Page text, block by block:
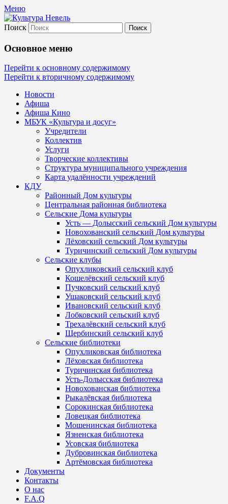
Меню
Культура Невель
МБУК Невельского района "Культура
и досуг"
Поиск
Основное меню
Перейти к основному содержимому
Перейти к вторичному содержимому
Новости
Афиша
Афиша Кино
МБУК «Культура и досуг»
Учредители
Коллектив
Услуги
Творческие коллективы
Структура муниципального учреждения
Карта удалённости учреждений
КДУ
Районный Дом культуры
Центральная районная библиотека
Сельские Дома культуры
Усть — Долысский сельский Дом культуры
Новохованский сельский Дом культуры
Лёховский сельский Дом культуры
Туричинский сельский Дом культуры
Сельские клубы
Опухликовский сельский клуб
Кошелёвский сельский клуб
Пучковский сельский клуб
Ушаковский сельский клуб
Ивановский сельский клуб
Лобковский сельский клуб
Трехалёвский сельский клуб
Щербинский сельский клуб
Сельские библиотеки
Опухликовская библиотека
Лёховская библиотека
Туричинская библиотека
Усть-Долысская библиотека
Новохованская библиотека
Рыкалёвская библиотека
Сорокинская библиотека
Ловецкая библиотека
Мошенинская библиотека
Язненская библиотека
Усовская библиотека
Дубровинская библиотека
Артёмовская библиотека
Документы
Контакты
О нас
F.A.Q